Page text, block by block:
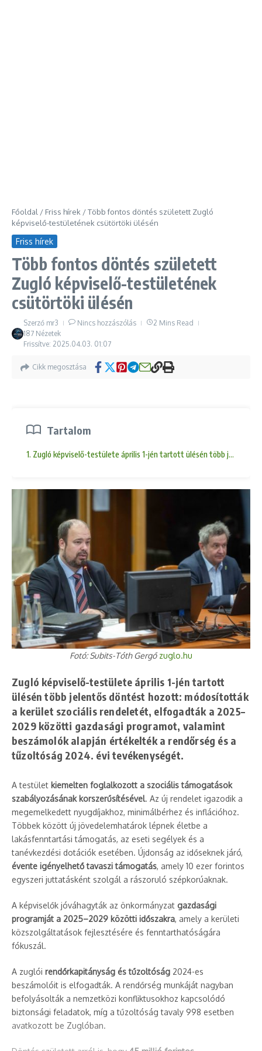
Főoldal / Friss hírek /Több fontos döntés született Zugló
képviselő-testületének csütörtöki ülésén
Friss hírek
Több fontos döntés született
Zugló képviselő-testületének
csütörtöki ülésén
Szerző mr3 Nincs hozzászólás
2 Mins Read
187 Nézetek
Frissítve: 2025.04.03. 01:07
Cikk megosztása
Tartalom
1. Zugló képviselő-testülete április 1-jén tartott ülésén több jelentős
Fotó: Subits-Tóth Gergő zuglo.hu
Zugló képviselő-testülete április 1-jén tartott
ülésén több jelentős döntést hozott: módosították
a kerület szociális rendeletét, elfogadták a 2025–
2029 közötti gazdasági programot, valamint
beszámolók alapján értékelték a rendőrség és a
tűzoltóság 2024. évi tevékenységét.
A testület kiemelten foglalkozott a szociális támogatások
szabályozásának korszerűsítésével. Az új rendelet igazodik a
megemelkedett nyugdíjakhoz, minimálbérhez és inflációhoz.
Többek között új jövedelemhatárok lépnek életbe a
lakásfenntartási támogatás, az eseti segélyek és a
tanévkezdési dotációk esetében. Újdonság az időseknek járó,
évente igényelhető tavaszi támogatás, amely 10 ezer forintos
egyszeri juttatásként szolgál a rászoruló szépkorúaknak.
A képviselők jóváhagyták az önkormányzat gazdasági
programját a 2025–2029 közötti időszakra, amely a kerületi
közszolgáltatások fejlesztésére és fenntarthatóságára
fókuszál.
A zuglói rendőrkapitányság és tűzoltóság 2024-es
beszámolóit is elfogadták. A rendőrség munkáját nagyban
befolyásolták a nemzetközi konfliktusokhoz kapcsolódó
biztonsági feladatok, míg a tűzoltóság tavaly 998 esetben
avatkozott be Zuglóban.